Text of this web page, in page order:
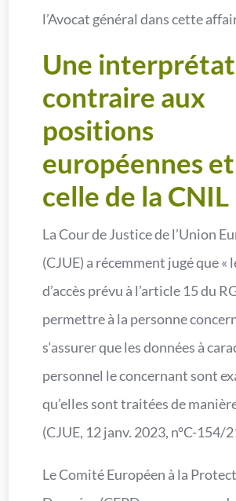
l’Avocat général dans cette
Une
contraire aux
positions
européennes
celle de la CNIL
La Cour de Justice de l’Union
(CJUE) a récemment jugé que «
d’accès prévu à l’article 15 du
permettre à la personne
s‘assurer que les données à
personnel le concernant sont
qu’elles sont traitées de
(CJUE, 12 janv. 2023, n°C-154/
Le Comité Européen à la